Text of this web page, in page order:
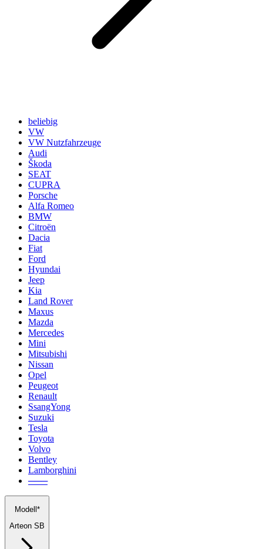
beliebig
VW
VW Nutzfahrzeuge
Audi
Škoda
SEAT
CUPRA
Porsche
Alfa Romeo
BMW
Citroën
Dacia
Fiat
Ford
Hyundai
Jeep
Kia
Land Rover
Maxus
Mazda
Mercedes
Mini
Mitsubishi
Nissan
Opel
Peugeot
Renault
SsangYong
Suzuki
Tesla
Toyota
Volvo
Bentley
Lamborghini
───
Modell*
Arteon SB